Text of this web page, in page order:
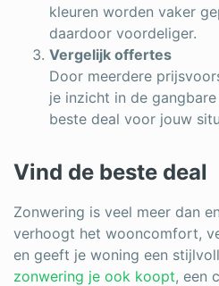
kleuren worden vaker
daardoor voordeliger.
Vergelijk offertes
Door meerdere
je inzicht in de
beste deal voor jouw
Vind de beste deal
Zonwering is veel meer dan
verhoogt het wooncomfort,
en geeft je woning een
zonwering je ook koopt, een